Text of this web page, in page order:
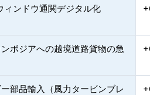
ィンドウ通関デジタル化
ボジアへの越境道路貨物の急
部品輸入（風力タービンブレ